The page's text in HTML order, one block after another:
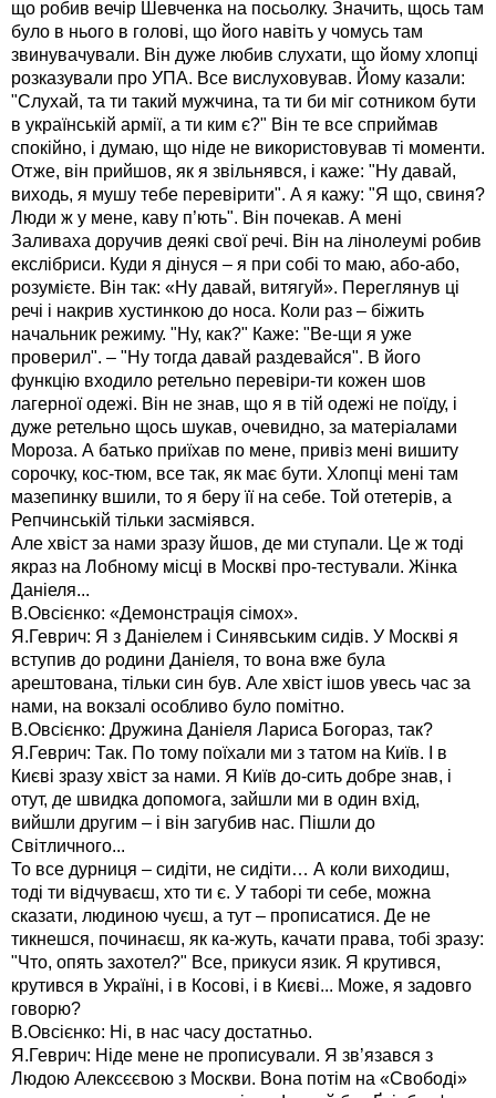
що робив вечір Шевченка на посьолку. Значить, щось там
було в нього в голові, що його навіть у чомусь там
звинувачували. Він дуже любив слухати, що йому хлопці
розказували про УПА. Все вислуховував. Йому казали:
"Слухай, та ти такий мужчина, та ти би міг сотником бути
в українській армії, а ти ким є?" Він те все сприймав
спокійно, і думаю, що ніде не використовував ті моменти.
Отже, він прийшов, як я звільнявся, і каже: "Ну давай,
виходь, я мушу тебе перевірити". А я кажу: "Я що, свиня?
Люди ж у мене, каву п’ють". Він почекав. А мені
Заливаха доручив деякі свої речі. Він на лінолеумі робив
екслібриси. Куди я дінуся – я при собі то маю, або-або,
розумієте. Він так: «Ну давай, витягуй». Переглянув ці
речі і накрив хустинкою до носа. Коли раз – біжить
начальник режиму. "Ну, как?" Каже: "Ве-щи я уже
проверил". – "Ну тогда давай раздевайся". В його
функцію входило ретельно перевіри-ти кожен шов
лагерної одежі. Він не знав, що я в тій одежі не поїду, і
дуже ретельно щось шукав, очевидно, за матеріалами
Мороза. А батько приїхав по мене, привіз мені вишиту
сорочку, кос-тюм, все так, як має бути. Хлопці мені там
мазепинку вшили, то я беру її на себе. Той отетерів, а
Репчинській тільки засміявся.
Але хвіст за нами зразу йшов, де ми ступали. Це ж тоді
якраз на Лобному місці в Москві про-тестували. Жінка
Даніеля...
В.Овсієнко: «Демонстрація сімох».
Я.Геврич: Я з Даніелем і Синявським сидів. У Москві я
вступив до родини Даніеля, то вона вже була
арештована, тільки син був. Але хвіст ішов увесь час за
нами, на вокзалі особливо було помітно.
В.Овсієнко: Дружина Даніеля Лариса Богораз, так?
Я.Геврич: Так. По тому поїхали ми з татом на Київ. І в
Києві зразу хвіст за нами. Я Київ до-сить добре знав, і
отут, де швидка допомога, зайшли ми в один вхід,
вийшли другим – і він загубив нас. Пішли до
Світличного...
То все дурниця – сидіти, не сидіти… А коли виходиш,
тоді ти відчуваєш, хто ти є. У таборі ти себе, можна
сказати, людиною чуєш, а тут – прописатися. Де не
тикнешся, починаєш, як ка-жуть, качати права, тобі зразу:
"Что, опять захотел?" Все, прикуси язик. Я крутився,
крутився в Україні, і в Косові, і в Києві... Може, я задовго
говорю?
В.Овсієнко: Ні, в нас часу достатньо.
Я.Геврич: Ніде мене не прописували. Я зв’язався з
Людою Алексєєвою з Москви. Вона потім на «Свободі»